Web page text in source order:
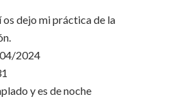
dejo mi práctica de la
2024
y es de noche